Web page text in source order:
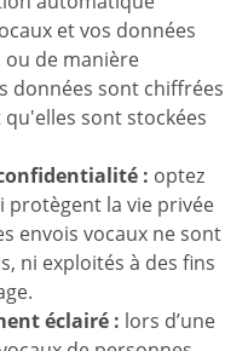
et vos données
de manière
données sont chiffrées
sont stockées
: optez
protègent la vie privée
envois vocaux ne sont
ni exploités à des fins
éclairé : lors d’une